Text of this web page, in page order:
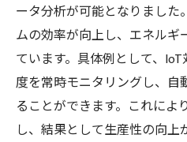
ータ分析が可能となりました
ムの効率が向上し、エネルギ
ています。具体例として、
度を常時モニタリングし、自
ることができます。これによ
し、結果として生産性の向上